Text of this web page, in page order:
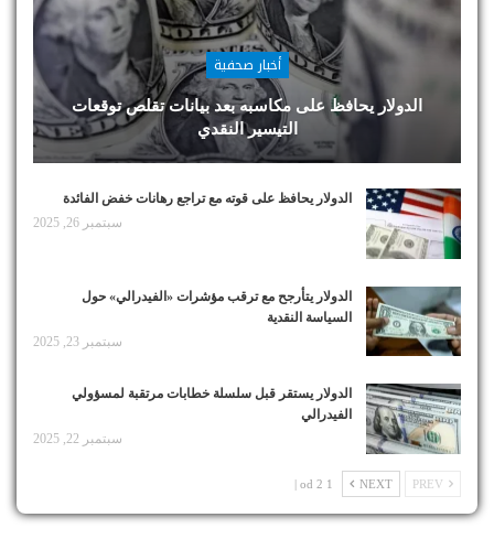
أخبار صحفية
الدولار يحافظ على مكاسبه بعد بيانات تقلص توقعات
التيسير النقدي
الدولار يحافظ على قوته مع تراجع رهانات خفض الفائدة
سبتمبر 26, 2025
الدولار يتأرجح مع ترقب مؤشرات «الفيدرالي» حول
السياسة النقدية
سبتمبر 23, 2025
الدولار يستقر قبل سلسلة خطابات مرتقبة لمسؤولي
الفيدرالي
سبتمبر 22, 2025
NEXT
1 od 2 |